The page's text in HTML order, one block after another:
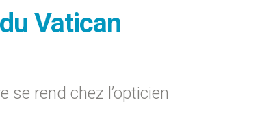
Vatican
se rend chez l’opticien